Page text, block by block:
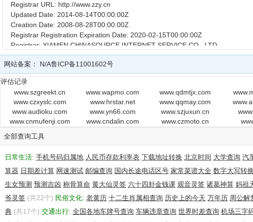
Registrar URL: http://www.zzy.cn
Updated Date: 2014-08-14T00:00:00Z
Creation Date: 2008-08-28T00:00:00Z
Registrar Registration Expiration Date: 2020-02-15T00:00:00Z
Registrar: XIAMEN CHINASOURCE INTERNET SERVICE CO., LTD.
Registrar IANA ID: 1366
Registrar Abuse Contact Email:kf@zzy.cn
Registrar Abuse Contact Phone:+86.5922958888
Domain Status: clientTransferProhibited
Registry Registrant ID:
Registrant Name: shiying sun
Registrant Organization: shiying sun
Registrant Street: qing dao
Registrant City: qing dao
Registrant State/Province: Shandong
Registrant Postal Code: 266000
Registrant Country: CN
Registrant Phone Ext:
Registrant Fax: +86.053285780044
Registrant Fax Ext:
网站备案： N/A鲁ICP备11001602号
评估记录
www.szgreekt.cn
www.wapmo.com www.qdmtjx.com
www.czxyslc.com
www.hrstar.net www.qqmay.com
www.audioku.com
www.yn66.com www.szjuxun.cn
www.cnmufenji.com
www.cndalin.com www.czmoto.cn
全部查询工具
日常生活: 手机号码归属地 人民币存款利率表 下载地址转换 北京时间 大学查询 汽
算器 日期差计算 网速测试 邮编查询 国内长途电话区号 家常菜谱大全 数字大写转换
生女预测 预测吉凶 称骨算命 黄大仙灵签 六十四卦金钱课 观音灵签 诸葛神算 妈祖
爷灵签 (共22个) 民俗文化: 老黄历 十二生肖属相查询 历史上的今天 万年历 周公解
典 (共17个) 交通出行: 全国各地车牌号查询 车辆违章查询 世界时差查询 机场三字